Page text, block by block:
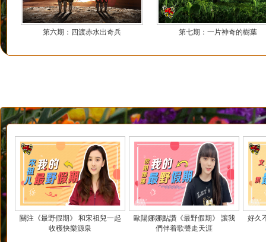
第六期：四渡赤水出奇兵 第七期：一片神奇的樹葉
關注《最野假期》 和宋祖兒一起
收穫快樂源泉
歐陽娜娜點讚《最野假期》 讓我
們伴着歌聲走天涯
好久